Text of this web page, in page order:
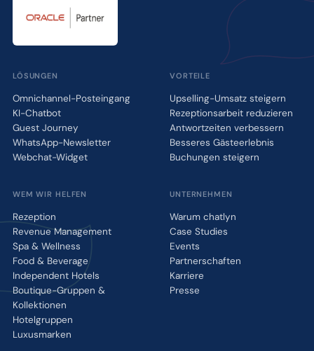
LÖSUNGEN
Omnichannel-Posteingang
KI-Chatbot
Guest Journey
WhatsApp-Newsletter
Webchat-Widget
VORTEILE
Upselling-Umsatz steigern
Rezeptionsarbeit reduzieren
Antwortzeiten verbessern
Besseres Gästeerlebnis
Buchungen steigern
WEM WIR HELFEN
Rezeption
Revenue Management
Spa & Wellness
Food & Beverage
Independent Hotels
Boutique-Gruppen &
Kollektionen
Hotelgruppen
Luxusmarken
UNTERNEHMEN
Warum chatlyn
Case Studies
Events
Partnerschaften
Karriere
Presse